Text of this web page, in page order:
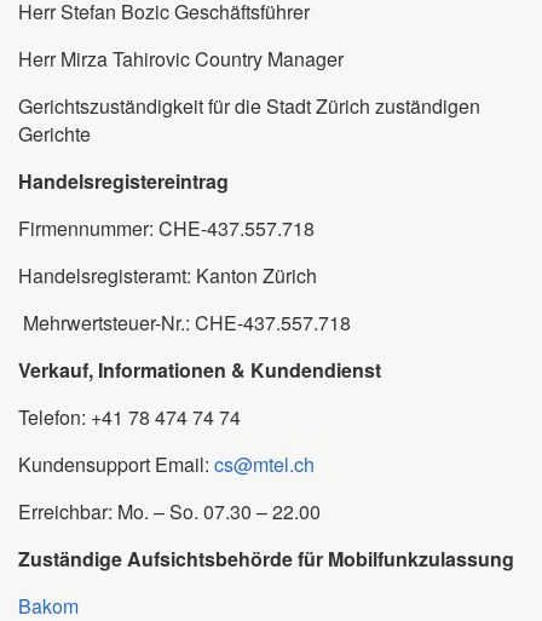
Herr Stefan Bozic Geschäftsführer
Herr Mirza Tahirovic Country Manager
Gerichtszuständigkeit für die Stadt Zürich zuständigen
Gerichte
Handelsregistereintrag
Firmennummer: CHE-437.557.718
Handelsregisteramt: Kanton Zürich
Mehrwertsteuer-Nr.: CHE-437.557.718
Verkauf, Informationen & Kundendienst
Telefon: +41 78 474 74 74
Kundensupport Email: cs@mtel.ch
Erreichbar: Mo. – So. 07.30 – 22.00
Zuständige Aufsichtsbehörde für Mobilfunkzulassung
Bakom